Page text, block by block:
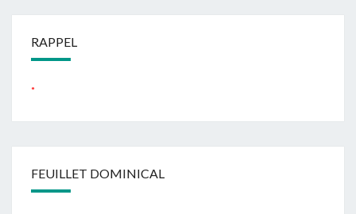
RAPPEL
FEUILLET DOMINICAL